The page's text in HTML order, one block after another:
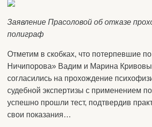
Заявление Прасоловой об отказе
полиграф
Отметим в скобках, что потерпевшие
Ничипорова» Вадим и Марина Кривовы
согласились на прохождение
судебной экспертизы с применением
успешно прошли тест, подтвердив
свои показания…